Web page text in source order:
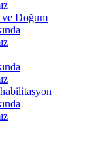
ve Doğum